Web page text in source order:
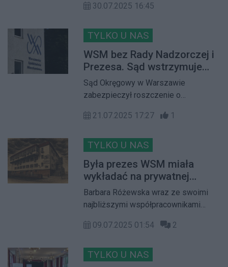
Cmentarzu Wawrzyszewskim oraz na
Powązkach. Ta szczytna inicjatywa
dekady Stowarzyszenie Żołnierzy
Armii Krajowej „Żywiciel” i Miłośników
Ich Tradycji, wraz z wieloma
partnerami, organizuje tę akcję
30.07.2025 16:45
TYLKO U NAS
WSM bez Rady Nadzorczej i
Prezesa. Sąd wstrzymuje
zmiany po kontrowersyjnych
wyborach
Sąd Okręgowy w Warszawie
zabezpieczył roszczenie o
Walnego Zgromadzenia Warszawskiej
dotyczącej wyboru nowej Rady
wniosek byłej członkini tego organu.
W efekcie Spółdzielnia została
pozbawiona organu nadzoru, a jej
zarząd działa w niepełnym składzie
21.07.2025 17:27 1
TYLKO U NAS
Była prezes WSM miała
wykładać na prywatnej
uczelni. Po jej odwołaniu
kierunek zniknął z oferty
Barbara Różewska wraz ze swoimi
najbliższymi współpracownikami
zajęcia na studiach podyplomowych.
prezesa Spółdzielni kierunek, na
09.07.2025 01:54 2
TYLKO U NAS